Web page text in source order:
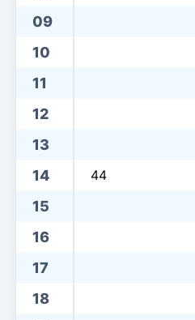
09
10
11
12
13
14
44
15
16
17
18